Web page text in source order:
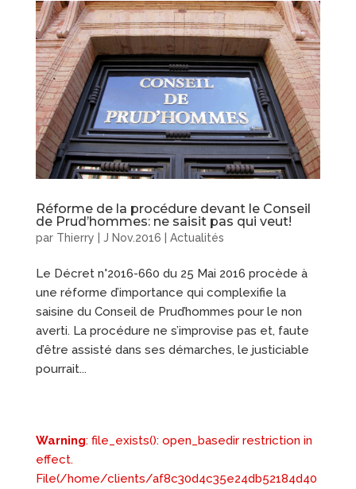
Réforme de la procédure devant le Conseil
de Prud’hommes: ne saisit pas qui veut!
par Thierry | J Nov.2016 | Actualités
Le Décret n°2016-660 du 25 Mai 2016 procède à
une réforme d’importance qui complexifie la
saisine du Conseil de Prud’hommes pour le non
averti. La procédure ne s’improvise pas et, faute
d’être assisté dans ses démarches, le justiciable
pourrait...
Warning: file_exists(): open_basedir restriction in
effect.
File(/home/clients/af8c30d4c35e24db52184d40